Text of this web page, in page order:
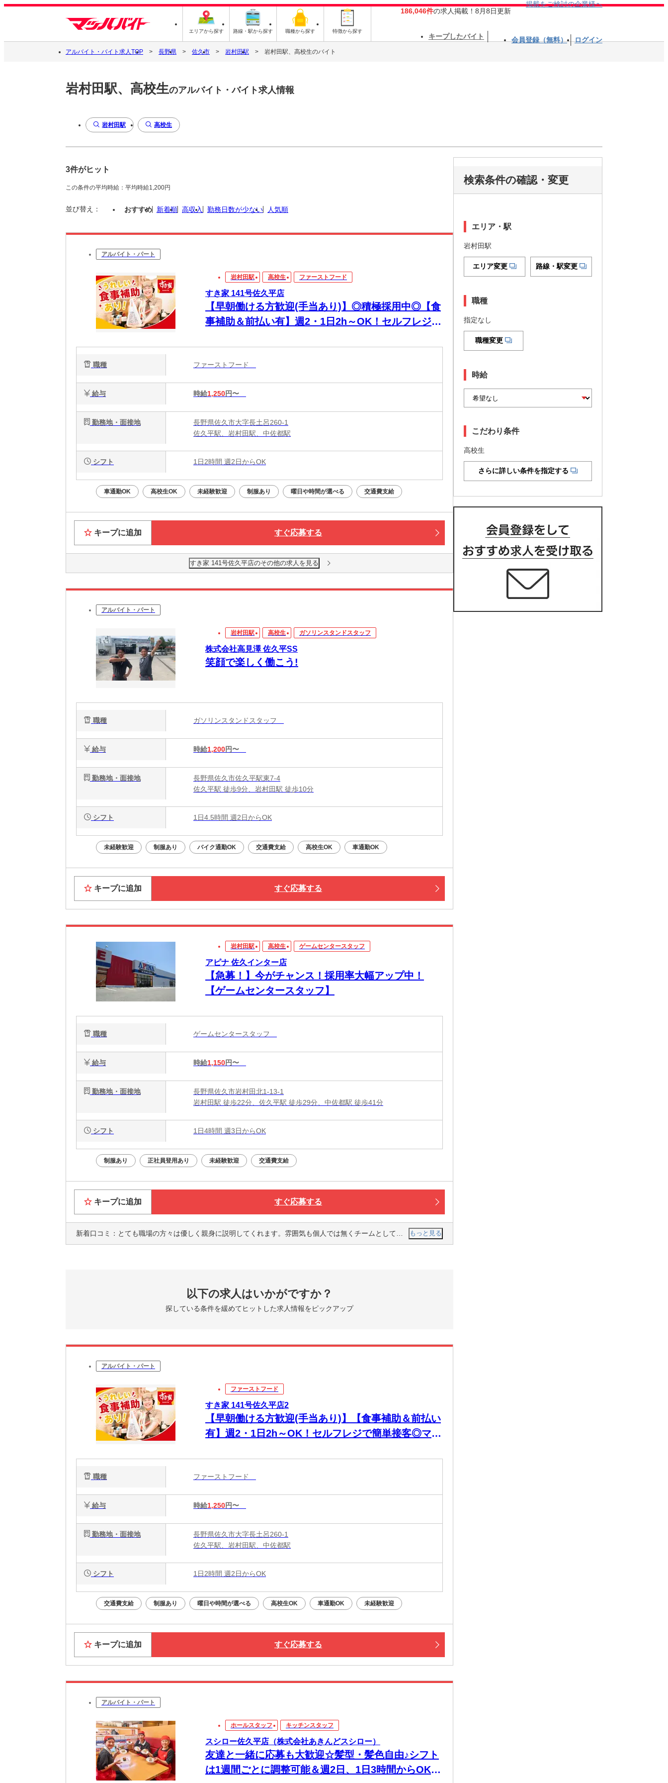
エリアから探す 路線・駅から探す 職種から探す 特徴から探す
186,046件の求人掲載！8月8日更新
掲載をご検討の企業様へ
キープしたバイト 会員登録（無料） ログイン
アルバイト・バイト求人TOP 長野県 佐久市 岩村田駅 岩村田駅、高校生のバイト
岩村田駅、高校生のアルバイト・バイト求人情報
岩村田駅 高校生
3件がヒット
この条件の平均時給：平均時給1,200円
並び替え： おすすめ 新着順 高収入 勤務日数が少ない 人気順
アルバイト・パート
岩村田駅 高校生 ファーストフード
すき家 141号佐久平店
【早朝働ける方歓迎(手当あり)】◎積極採用中◎【食
事補助＆前払い有】週2・1日2h～OK！セルフレジで
職種 ファーストフード
給与 時給1,250円〜
勤務地・面接地
長野県佐久市大字長土呂260-1
佐久平駅、岩村田駅、中佐都駅
シフト 1日2時間 週2日からOK
車通勤OK 高校生OK 未経験歓迎 制服あり 曜日や時間が選べる 交通費支給
キープに追加 すぐ応募する
すき家 141号佐久平店のその他の求人を見る
アルバイト・パート
岩村田駅 高校生 ガソリンスタンドスタッフ
株式会社高見澤 佐久平SS
笑顔で楽しく働こう!
職種 ガソリンスタンドスタッフ
給与 時給1,200円〜
勤務地・面接地
長野県佐久市佐久平駅東7-4
佐久平駅 徒歩9分、岩村田駅 徒歩10分
シフト 1日4.5時間 週2日からOK
未経験歓迎 制服あり バイク通勤OK 交通費支給 高校生OK 車通勤OK
キープに追加 すぐ応募する
岩村田駅 高校生 ゲームセンタースタッフ
アピナ 佐久インター店
【急募！】今がチャンス！採用率大幅アップ中！
【ゲームセンタースタッフ】
職種 ゲームセンタースタッフ
給与 時給1,150円〜
勤務地・面接地
長野県佐久市岩村田北1-13-1
岩村田駅 徒歩22分、佐久平駅 徒歩29分、中佐都駅 徒歩41分
シフト 1日4時間 週3日からOK
制服あり 正社員登用あり 未経験歓迎 交通費支給
キープに追加 すぐ応募する
新着口コミ： とても職場の方々は優しく親身に説明してくれます。雰囲気も個人では無くチームとして皆がまとまっている感じでした。 もっと見る
以下の求人はいかがですか？
探している条件を緩めてヒットした求人情報をピックアップ
アルバイト・パート
ファーストフード
すき家 141号佐久平店2
【早朝働ける方歓迎(手当あり)】【食事補助＆前払い
有】週2・1日2h～OK！セルフレジで簡単接客◎マニ
職種 ファーストフード
給与 時給1,250円〜
勤務地・面接地
長野県佐久市大字長土呂260-1
佐久平駅、岩村田駅、中佐都駅
シフト 1日2時間 週2日からOK
交通費支給 制服あり 曜日や時間が選べる 高校生OK 車通勤OK 未経験歓迎
キープに追加 すぐ応募する
アルバイト・パート
ホールスタッフ キッチンスタッフ
スシロー佐久平店（株式会社あきんどスシロー）
友達と一緒に応募も大歓迎☆髪型・髪色自由♪シフト
は1週間ごとに調整可能＆週2日、1日3時間からOK！
検索条件の確認・変更
エリア・駅
岩村田駅
エリア変更 路線・駅変更
職種
指定なし
職種変更
時給
こだわり条件
高校生
さらに詳しい条件を指定する